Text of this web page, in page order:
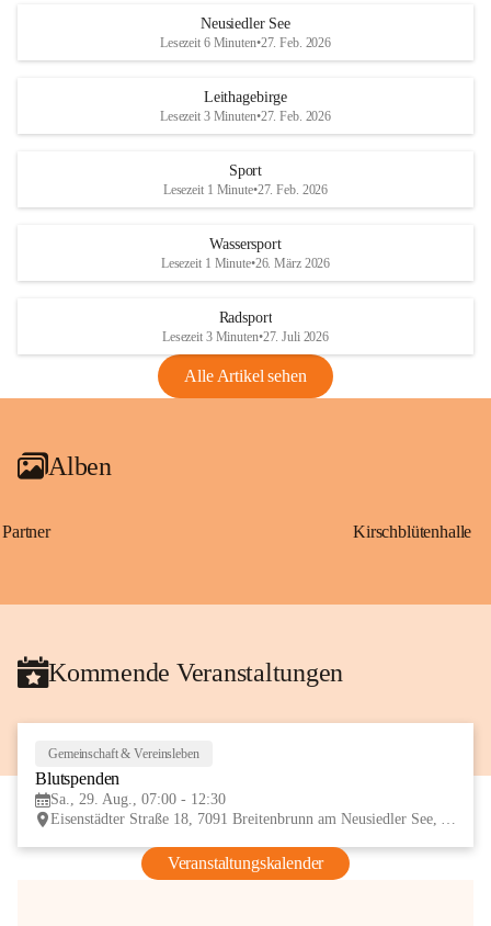
S
und den daraus folgenden wirtschaftlichen
Maßnahmen zur Bekämpfung
Rebe und der Amerikanischen
Anhang VBl. EU Nr. 18
1 Seite•1,4 MB
VBl. EU Nr. 18_2026
r
S
Neusiedler See
Lesezeit 6 Minuten•27. Feb. 2026
Leithagebirge
Lesezeit 3 Minuten•27. Feb. 2026
Sport
Lesezeit 1 Minute•27. Feb. 2026
Wassersport
Lesezeit 1 Minute•26. März 2026
Radsport
Lesezeit 3 Minuten•27. Juli 2026
Alle Artikel sehen
Alben
Partner Kirschblütenhalle
Kommende Veranstaltungen
Gemeinschaft & Vereinsleben
Blutspenden
Sa., 29. Aug., 07:00 - 12:30
Eisenstädter Straße 18, 7091 Breitenbrunn am Neusiedler See, AUT
Veranstaltungskalender